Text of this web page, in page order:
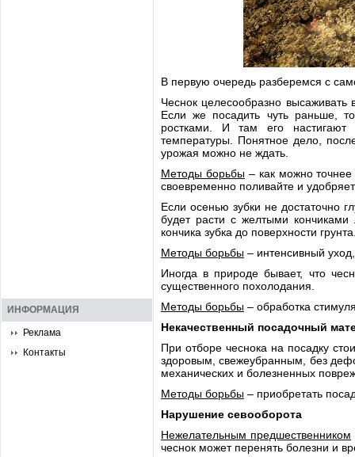
ИНФОРМАЦИЯ
Реклама
Контакты
В первую очередь разберемся с
Чеснок целесообразно высаживать
Если же посадить чуть раньше,
ростками. И там его настигают
температуры. Понятное дело,
урожая можно не ждать.
Методы борьбы– как можно точнее
своевременно поливайте и
Если осенью зубки не достаточно
будет расти с желтыми
кончика зубка до поверхности
Методы борьбы – интенсивный
Иногда в природе бывает, что
существенного похолодания.
Методы борьбы – обработка
Некачественный посадочный
При отборе чеснока на посадку
здоровым, свежеубранным, без
механических и болезненных
Методы борьбы – приобретать
Нарушение севооборота
Нежелательным предшественником
чеснок может перенять болезни и